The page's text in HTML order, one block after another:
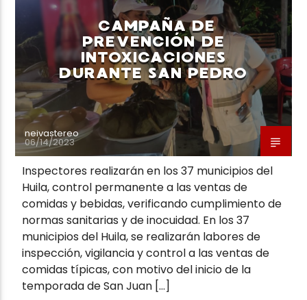
Neiva Estereo
CAMPAÑA DE
PREVENCIÓN DE
INTOXICACIONES
DURANTE SAN PEDRO
neivastereo
06/14/2023
Inspectores realizarán en los 37 municipios del
Huila, control permanente a las ventas de
comidas y bebidas, verificando cumplimiento de
normas sanitarias y de inocuidad. En los 37
municipios del Huila, se realizarán labores de
inspección, vigilancia y control a las ventas de
comidas típicas, con motivo del inicio de la
temporada de San Juan […]